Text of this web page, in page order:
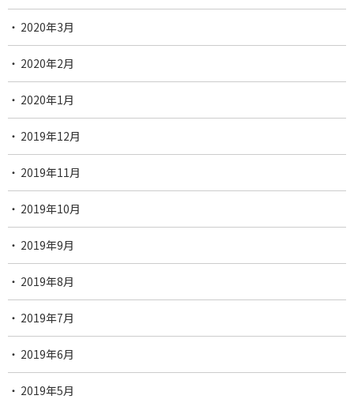
2020年3月
2020年2月
2020年1月
2019年12月
2019年11月
2019年10月
2019年9月
2019年8月
2019年7月
2019年6月
2019年5月